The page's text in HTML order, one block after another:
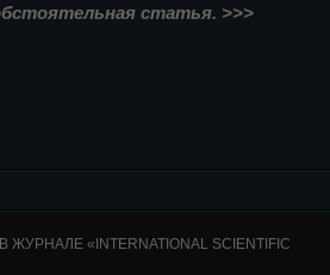
статья. >>>
«INTERNATIONAL SCIENTIFIC